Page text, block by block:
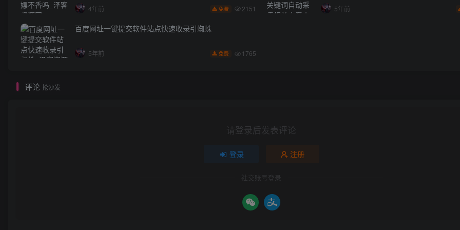
4年前 免费 2151 5年前
百度网址一键提交软件站点快速收录引蜘蛛
5年前 免费 1765
评论 抢沙发
请登录后发表评论
登录 注册
社交账号登录